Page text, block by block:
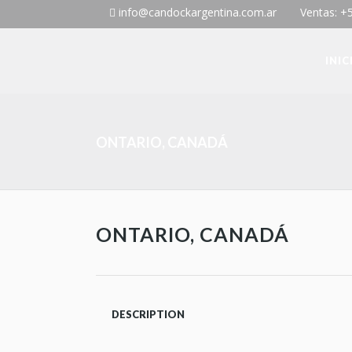
info@candockargentina.com.ar Ventas:
ONTARIO, CANADÁ
DESCRIPTION